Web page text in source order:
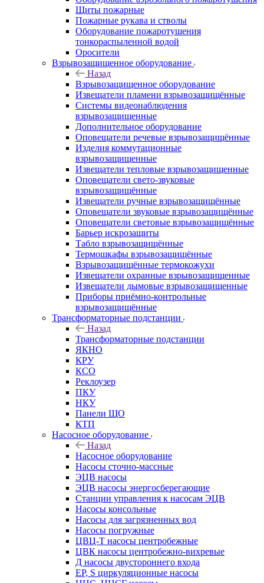
Щиты пожарные
Пожарные рукава и стволы
Оборудование пожаротушения
тонкораспыленной водой
Оросители
Взрывозащищенное оборудование
Назад
Взрывозащищенное оборудование
Извещатели пламени взрывозащищённые
Системы видеонаблюдения
взрывозащищенные
Дополнительное оборудование
Оповещатели речевые взрывозащищённые
Изделия коммутационные
взрывозащищенные
Извещатели тепловые взрывозащищенные
Оповещатели свето-звуковые
взрывозащищённые
Извещатели ручные взрывозащищённые
Оповещатели звуковые взрывозащищённые
Оповещатели световые взрывозащищённые
Барьер искрозащиты
Табло взрывозащищённые
Термошкафы взрывозащищённые
Взрывозащищённые термокожухи
Извещатели охранные взрывозащищенные
Извещатели дымовые взрывозащищенные
Приборы приёмно-контрольные
взрывозащищённые
Трансформаторные подстанции
Назад
Трансформаторные подстанции
ЯКНО
КРУ
КСО
Реклоузер
ПКУ
НКУ
Панели ЩО
КТП
Насосное оборудование
Назад
Насосное оборудование
Насосы сточно-массные
ЭЦВ насосы
ЭЦВ насосы энергосберегающие
Станции управления к насосам ЭЦВ
Насосы консольные
Насосы для загрязненных вод
Насосы погружные
ЦВЦ-Т насосы центробежные
ЦВК насосы центробежно-вихревые
Д насосы двустороннего входа
EP, S циркуляционные насосы